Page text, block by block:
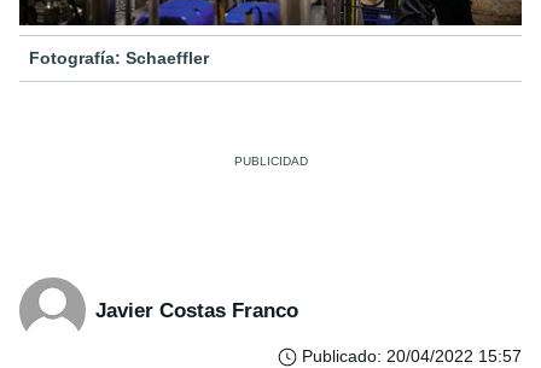
Fotografía: Schaeffler
Javier Costas Franco
Publicado: 20/04/2022 15:57